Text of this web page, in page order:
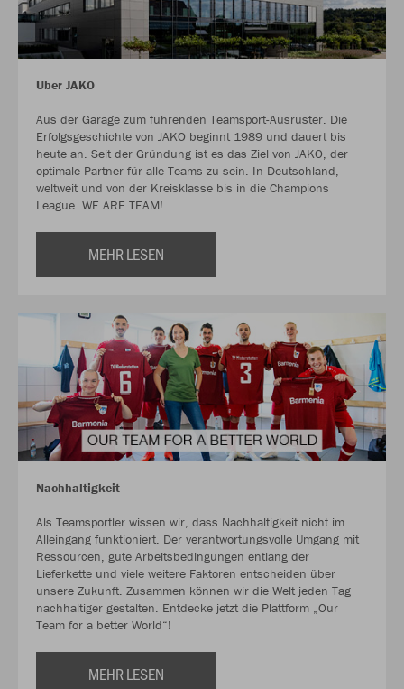
Über JAKO
Aus der Garage zum führenden Teamsport-Ausrüster. Die
Erfolgsgeschichte von JAKO beginnt 1989 und dauert bis
heute an. Seit der Gründung ist es das Ziel von JAKO, der
optimale Partner für alle Teams zu sein. In Deutschland,
weltweit und von der Kreisklasse bis in die Champions
League. WE ARE TEAM!
MEHR LESEN
Nachhaltigkeit
Als Teamsportler wissen wir, dass Nachhaltigkeit nicht im
Alleingang funktioniert. Der verantwortungsvolle Umgang mit
Ressourcen, gute Arbeitsbedingungen entlang der
Lieferkette und viele weitere Faktoren entscheiden über
unsere Zukunft. Zusammen können wir die Welt jeden Tag
nachhaltiger gestalten. Entdecke jetzt die Plattform „Our
Team for a better World“!
MEHR LESEN